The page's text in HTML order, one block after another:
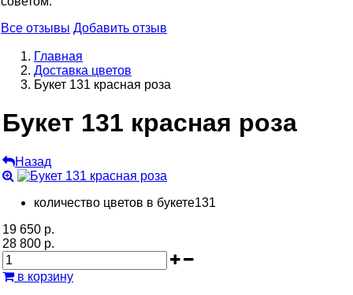
Все отзывы Добавить отзыв
Главная
Доставка цветов
Букет 131 красная роза
Букет 131 красная роза
Назад
количество цветов в букете131
19 650 р.
28 800 р.
в корзину